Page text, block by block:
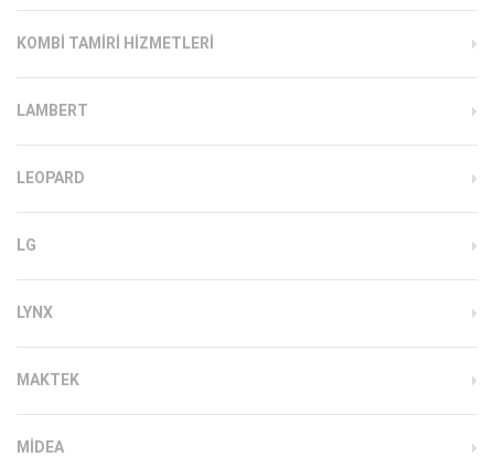
KOMBI TAMIRI HIZMETLERI
LAMBERT
LEOPARD
LG
LYNX
MAKTEK
MIDEA